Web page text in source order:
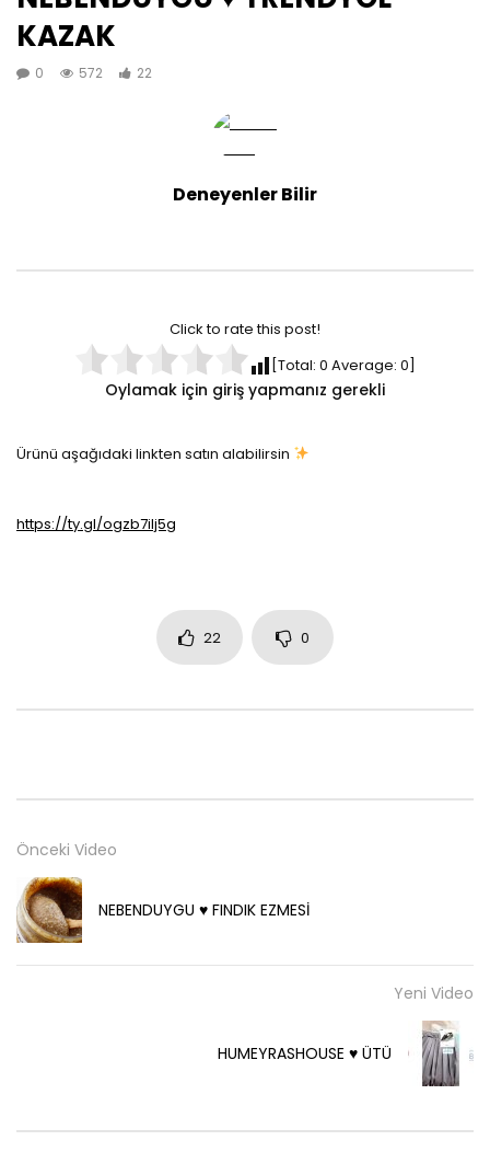
KAZAK
0 572 22
Deneyenler Bilir
Click to rate this post!
[Total: 0 Average: 0]
Oylamak için giriş yapmanız gerekli
Ürünü aşağıdaki linkten satın alabilirsin
https://ty.gl/ogzb7ilj5g
22 0
Önceki Video
NEBENDUYGU ♥️ FINDIK EZMESİ
Yeni Video
HUMEYRASHOUSE ♥️ ÜTÜ